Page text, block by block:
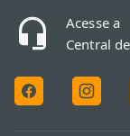
Acesse a
Central